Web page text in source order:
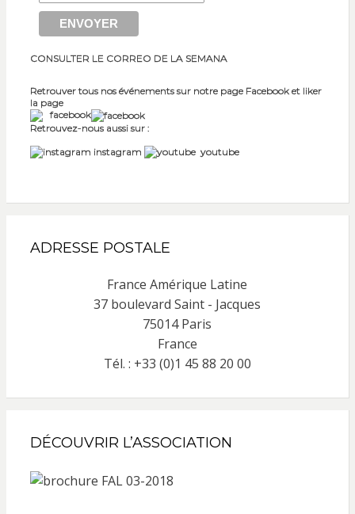
CONSULTER LE CORREO DE LA SEMANA
Retrouver tous nos événements sur notre page Facebook et liker
la page
facebook
Retrouvez-nous aussi sur :
instagram
youtube
ADRESSE POSTALE
France Amérique Latine
37 boulevard Saint - Jacques
75014 Paris
France
Tél. : +33 (0)1 45 88 20 00
DÉCOUVRIR L’ASSOCIATION